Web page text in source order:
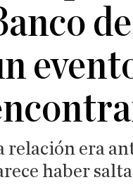
relación era
haber